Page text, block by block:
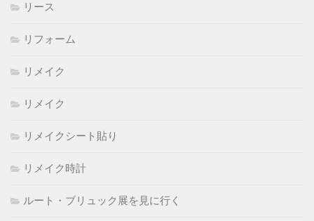
リース
リフォーム
リメイク
リメイク
リメイクシート貼り
リメイク時計
ルート・ブリュック展を見に行く